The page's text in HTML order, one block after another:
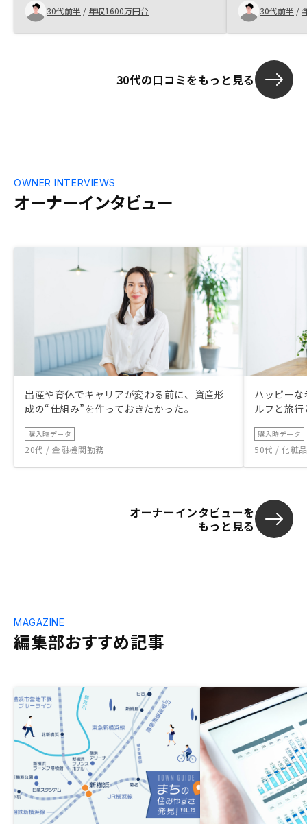
て購入することとしました。 他の不動産
会社と比較してないもののRENOSYさんは
信用できるところだと思うので、そこはま
RENOSYという会社を知らなかったため、
もっともっと周知される必要があるとは思
30代前半 / 年収1600万円台
で何度も書類
かりました。
30代前半 /
30代の口コミをもっと見る
オーナーインタビュー
OWNER INTERVIEWS
出産や育休でキャリアが変わる前に、資産形
成の“仕組み”を作っておきたかった。
購入時データ
20代 / 金融機関勤務
ハッピー
ルフと旅
購入時データ
50代 / 化粧
オーナーインタビューを
もっと見る
編集部おすすめ記事
MAGAZINE